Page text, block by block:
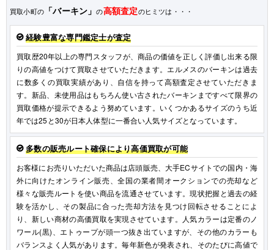
買取小町の 「バーキン」の高額査定のヒミツは・・・
経験豊富な専門鑑定士が査定
買取歴20年以上の専門スタッフが、商品の価値を正しく評価し出来る限
りの高値をつけて買取させていただきます。エルメスのバーキンは過去
に数多くの買取実績があり、自信を持って高額査定させていただきま
す。新品、未使用品はもちろん使い古されたバーキンまですべて限界の
買取価格が提示できるよう努めています。いくつかあるサイズのうち近
年では25と30が日本人体型に一番合い人気サイズとなっています。
多数の販売ルート確保により高価買取が可能
お客様にお売りいただいた商品は店頭販売、大手ECサイトでの国内・海
外に向けたオンライン販売、全国の業者間オークションでの売却など
様々な販売ルートを使い商品を流通させています。現状把握と過去の経
験を活かし、その製品に合った売却方法を見つけ回転させることによ
り、新しい商材の高価買取を実現させています。人気カラーは定番のノ
ワール(黒)、エトゥープが頭一つ抜き出ていますが、その他のカラーも
バランスよく人気があります。毎年新色が発表され、そのたびに高値で